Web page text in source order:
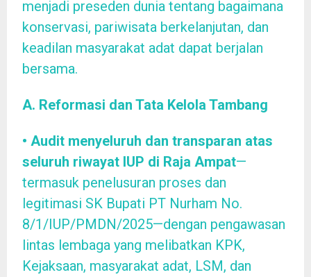
menjadi preseden dunia tentang bagaimana
konservasi, pariwisata berkelanjutan, dan
keadilan masyarakat adat dapat berjalan
bersama.
A. Reformasi dan Tata Kelola Tambang
• Audit menyeluruh dan transparan atas
seluruh riwayat IUP di Raja Ampat—
termasuk penelusuran proses dan
legitimasi SK Bupati PT Nurham No.
8/1/IUP/PMDN/2025—dengan pengawasan
lintas lembaga yang melibatkan KPK,
Kejaksaan, masyarakat adat, LSM, dan